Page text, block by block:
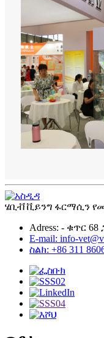
ሄቢቭ ቪይንግ ፋርማሲን
Adress: - ቁጥር
E-mail: info-
ስልክ: +86 311